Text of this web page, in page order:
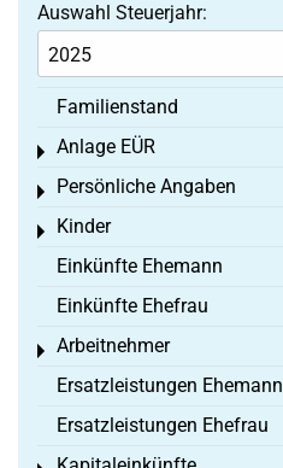
Auswahl Steuerjahr:
Familienstand
Anlage EÜR
Toggle menu
Persönliche Angaben
Toggle menu
Kinder
Toggle menu
Einkünfte Ehemann
Einkünfte Ehefrau
Arbeitnehmer
Toggle menu
Ersatzleistungen Ehemann
Ersatzleistungen Ehefrau